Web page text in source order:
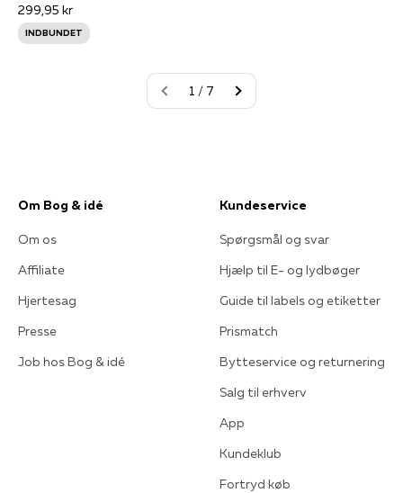
299,95 kr
INDBUNDET
1 / 7
Om Bog & idé
Om os
Affiliate
Hjertesag
Presse
Job hos Bog & idé
Kundeservice
Spørgsmål og svar
Hjælp til E- og lydbøger
Guide til labels og etiketter
Prismatch
Bytteservice og returnering
Salg til erhverv
App
Kundeklub
Fortryd køb